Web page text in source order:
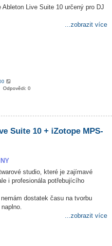
Live Suite 10 určený pro DJ
...zobrazit více
Odpovědi: 0
Suite 10 + iZotope MPS-
studio, které je zajímavé
i profesionála potřebujícího
dostatek času na tvorbu
...zobrazit více